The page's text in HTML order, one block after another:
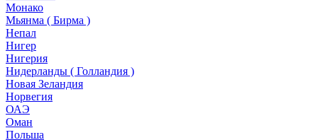
Монако
Мьянма ( Бирма )
Непал
Нигер
Нигерия
Нидерланды ( Голландия )
Новая Зеландия
Норвегия
ОАЭ
Оман
Польша